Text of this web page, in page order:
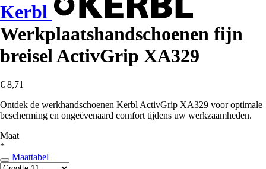
Kerbl
Werkplaatshandschoenen fijn
breisel ActivGrip XA329
€ 8,71
Ontdek de werkhandschoenen Kerbl ActivGrip XA329 voor optimale
bescherming en ongeëvenaard comfort tijdens uw werkzaamheden.
Maat
*
Maattabel